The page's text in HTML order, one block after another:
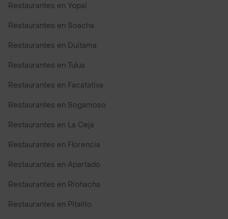
Restaurantes en Yopal
Restaurantes en Soacha
Restaurantes en Duitama
Restaurantes en Tulua
Restaurantes en Facatativa
Restaurantes en Sogamoso
Restaurantes en La Ceja
Restaurantes en Florencia
Restaurantes en Apartado
Restaurantes en Riohacha
Restaurantes en Pitalito